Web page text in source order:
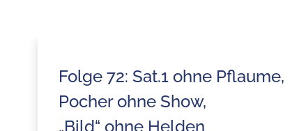
Folge 72: Sat.1 ohne Pflaume,
Pocher ohne Show,
„Bild“ ohne Helden